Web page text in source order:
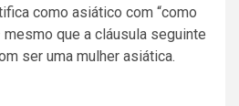
como asiático com “como
mesmo que a cláusula seguinte
ser uma mulher asiática.